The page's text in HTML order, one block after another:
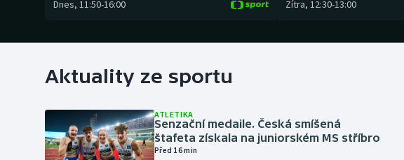
Dnes, 11:50-16:00 Zítra, 12:30-13:00
Aktuality ze sportu
ATLETIKA
Senzační medaile. Česká smíšená
štafeta získala na juniorském MS stříbro
Před 16 min